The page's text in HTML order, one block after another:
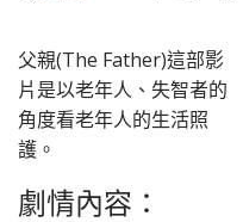
父親(The Father)這部影
片是以老年人、失智者的
角度看老年人的生活照
護。
劇情內容：